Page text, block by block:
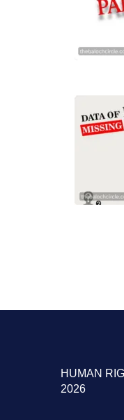
HUMAN
2026